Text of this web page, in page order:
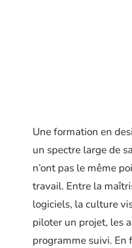
Une formation en
un spectre large de
n’ont pas le même
travail. Entre la
logiciels, la culture
piloter un projet, les
programme suivi. En